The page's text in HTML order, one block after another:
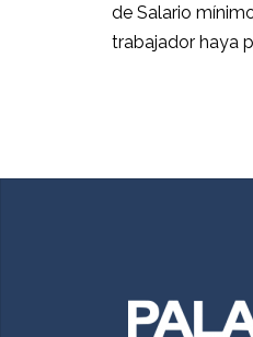
de Salario
trabajador haya